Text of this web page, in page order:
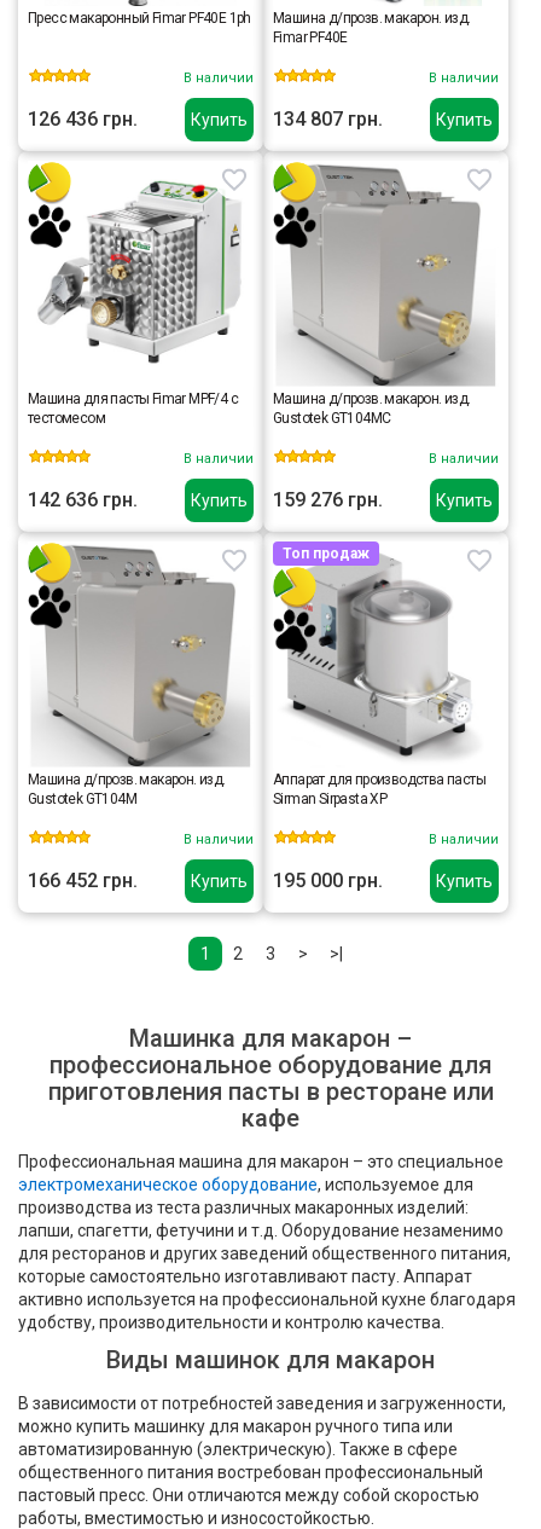
Купить
Пресс макаронный Fimar PF40E 1ph
В наличии
126 436 грн. Купить
Машина д/прозв. макарон. изд.
Fimar PF40E
В наличии
134 807 грн.
Купить
Машина для пасты Fimar MPF/4 с
тестомесом
В наличии
142 636 грн. Купить
Машина д/прозв. макарон. изд.
Gustotek GT104MC
В наличии
159 276 грн.
Купить
Машина д/прозв. макарон. изд.
Gustotek GT104M
В наличии
166 452 грн. Купить
Топ продаж
Аппарат для производства пасты
Sirman Sirpasta XP
В наличии
195 000 грн.
1 2 3 > >|
Машинка для макарон –
профессиональное оборудование для
приготовления пасты в ресторане или
кафе
Профессиональная машина для макарон – это специальное
электромеханическое оборудование, используемое для
производства из теста различных макаронных изделий:
лапши, спагетти, фетучини и т.д. Оборудование незаменимо
для ресторанов и других заведений общественного питания,
которые самостоятельно изготавливают пасту. Аппарат
активно используется на профессиональной кухне благодаря
удобству, производительности и контролю качества.
Виды машинок для макарон
В зависимости от потребностей заведения и загруженности,
можно купить машинку для макарон ручного типа или
автоматизированную (электрическую). Также в сфере
общественного питания востребован профессиональный
пастовый пресс. Они отличаются между собой скоростью
работы, вместимостью и износостойкостью.